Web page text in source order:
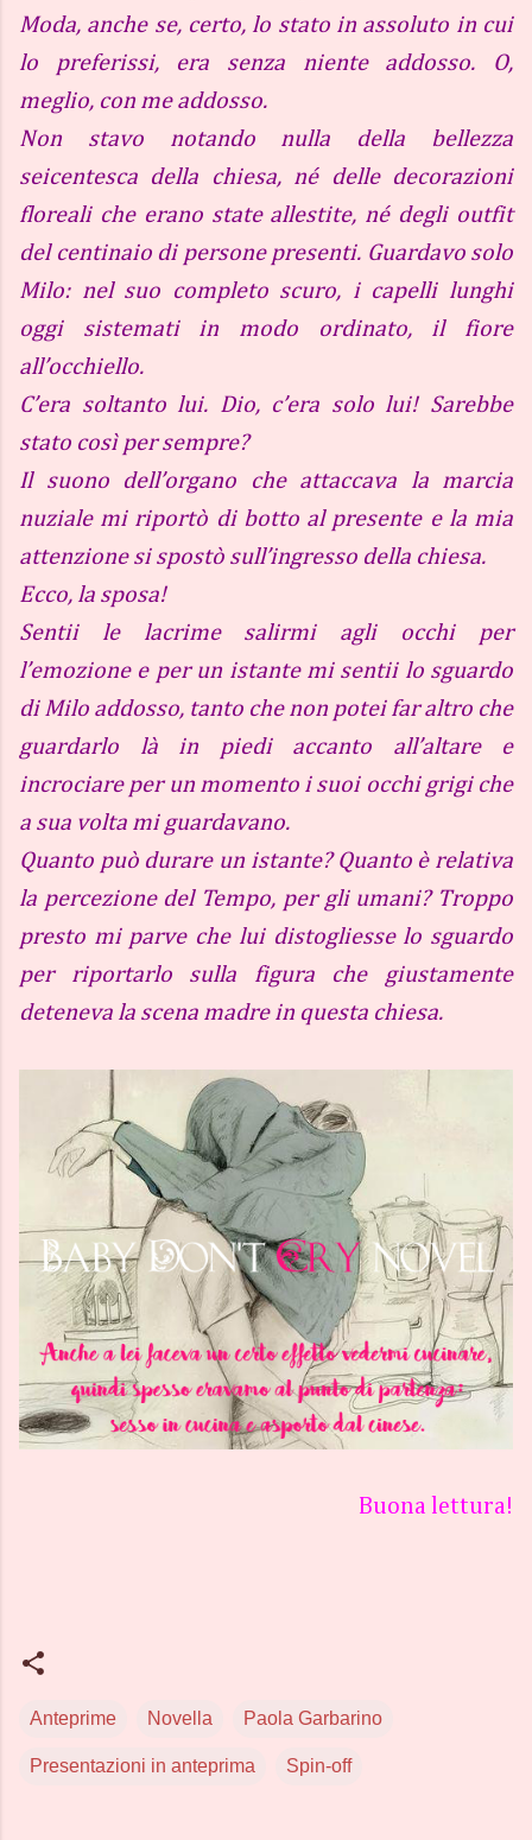
Moda, anche se, certo, lo stato in assoluto in cui
lo preferissi, era senza niente addosso. O,
meglio, con me addosso.
Non stavo notando nulla della bellezza
seicentesca della chiesa, né delle decorazioni
floreali che erano state allestite, né degli outfit
del centinaio di persone presenti. Guardavo solo
Milo: nel suo completo scuro, i capelli lunghi
oggi sistemati in modo ordinato, il fiore
all’occhiello.
C’era soltanto lui. Dio, c’era solo lui! Sarebbe
stato così per sempre?
Il suono dell’organo che attaccava la marcia
nuziale mi riportò di botto al presente e la mia
attenzione si spostò sull’ingresso della chiesa.
Ecco, la sposa!
Sentii le lacrime salirmi agli occhi per
l’emozione e per un istante mi sentii lo sguardo
di Milo addosso, tanto che non potei far altro che
guardarlo là in piedi accanto all’altare e
incrociare per un momento i suoi occhi grigi che
a sua volta mi guardavano.
Quanto può durare un istante? Quanto è relativa
la percezione del Tempo, per gli umani? Troppo
presto mi parve che lui distogliesse lo sguardo
per riportarlo sulla figura che giustamente
deteneva la scena madre in questa chiesa.
Buona lettura!
Anteprime Novella Paola Garbarino
Presentazioni in anteprima Spin-off